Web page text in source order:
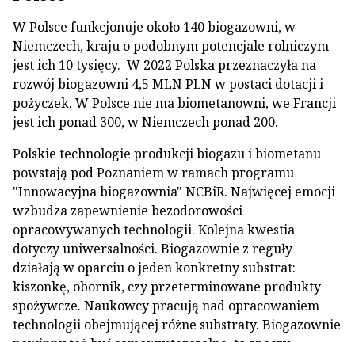
W Polsce funkcjonuje około 140 biogazowni, w
Niemczech, kraju o podobnym potencjale rolniczym
jest ich 10 tysięcy. W 2022 Polska przeznaczyła na
rozwój biogazowni 4,5 MLN PLN w postaci dotacji i
pożyczek. W Polsce nie ma biometanowni, we Francji
jest ich ponad 300, w Niemczech ponad 200.
Polskie technologie produkcji biogazu i biometanu
powstają pod Poznaniem w ramach programu
"Innowacyjna biogazownia" NCBiR. Najwięcej emocji
wzbudza zapewnienie bezodorowości
opracowywanych technologii. Kolejna kwestia
dotyczy uniwersalności. Biogazownie z reguły
działają w oparciu o jeden konkretny substrat:
kiszonkę, obornik, czy przeterminowane produkty
spożywcze. Naukowcy pracują nad opracowaniem
technologii obejmującej różne substraty. Biogazownie